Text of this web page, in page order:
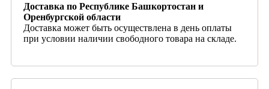
Доставка по Республике Башкортостан и
Оренбургской области
Доставка может быть осуществлена в день оплаты
при условии наличии свободного товара на складе.